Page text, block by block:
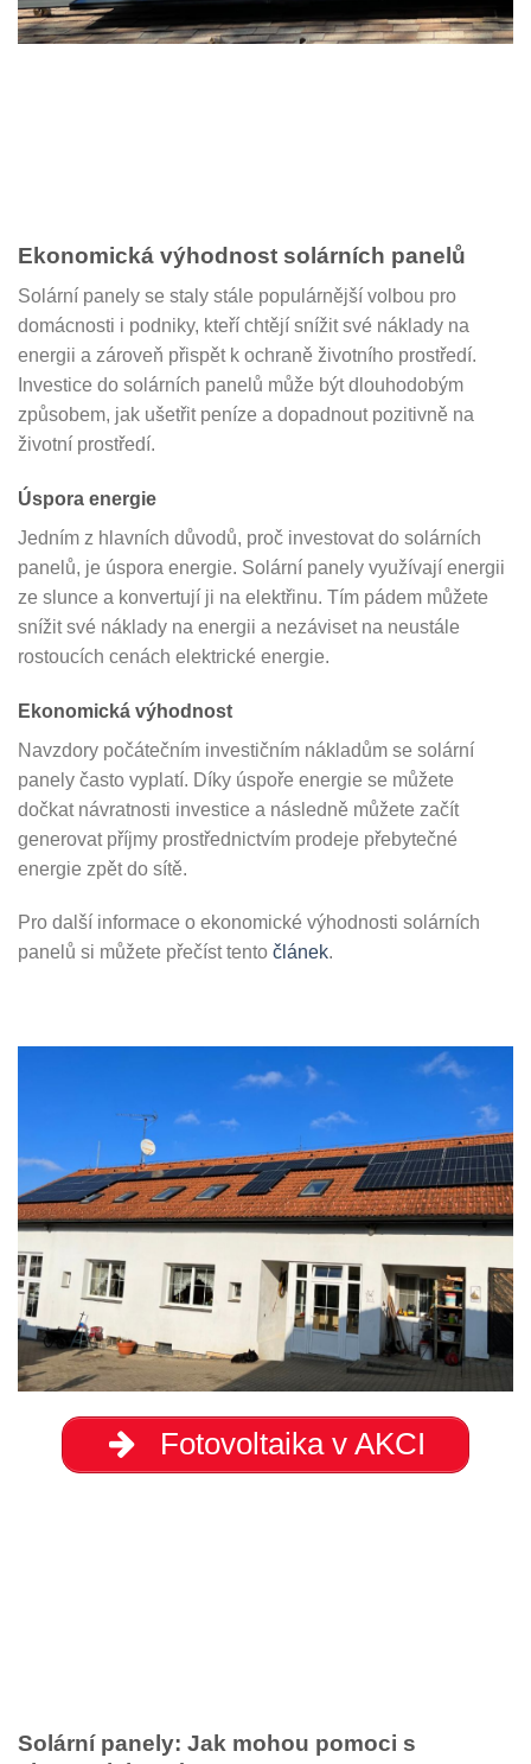
Ekonomická výhodnost solárních panelů
Solární panely se staly stále populárnější volbou pro
domácnosti i podniky, kteří chtějí snížit své náklady na
energii a zároveň přispět k ochraně životního prostředí.
Investice do solárních panelů může být dlouhodobým
způsobem, jak ušetřit peníze a dopadnout pozitivně na
životní prostředí.
Úspora energie
Jedním z hlavních důvodů, proč investovat do solárních
panelů, je úspora energie. Solární panely využívají energii
ze slunce a konvertují ji na elektřinu. Tím pádem můžete
snížit své náklady na energii a nezáviset na neustále
rostoucích cenách elektrické energie.
Ekonomická výhodnost
Navzdory počátečním investičním nákladům se solární
panely často vyplatí. Díky úspoře energie se můžete
dočkat návratnosti investice a následně můžete začít
generovat příjmy prostřednictvím prodeje přebytečné
energie zpět do sítě.
Pro další informace o ekonomické výhodnosti solárních
panelů si můžete přečíst tento článek.
Fotovoltaika v AKCI
Solární panely: Jak mohou pomoci s